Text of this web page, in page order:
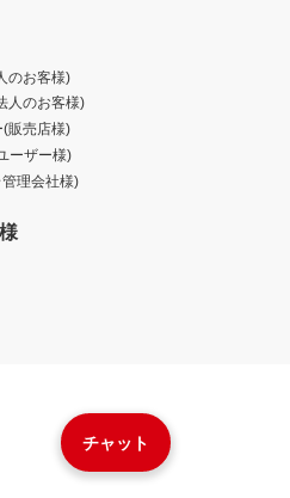
チャット
のお客様)
人のお客様)
販売店様)
ーザー様)
管理会社様)